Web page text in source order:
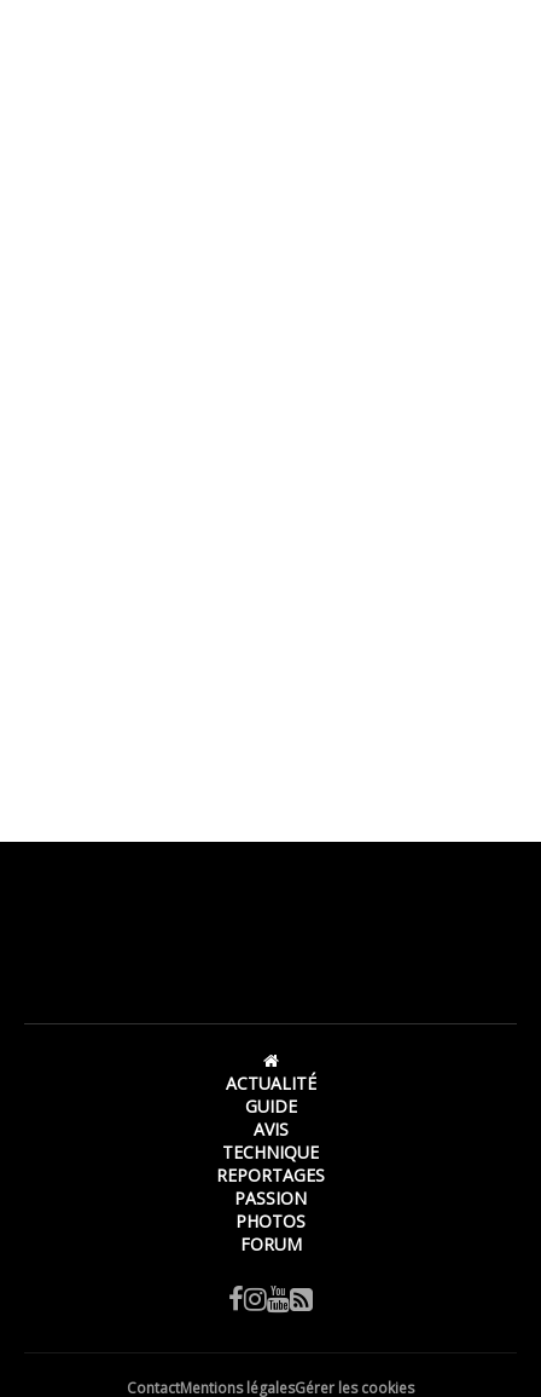
ACTUALITÉ
GUIDE
AVIS
TECHNIQUE
REPORTAGES
PASSION
PHOTOS
FORUM
ContactMentions légalesGérer les cookies